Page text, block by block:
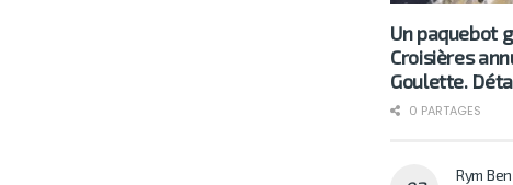
Un paquebot
Croisières
Goulette.
0 PARTAGES
Rym